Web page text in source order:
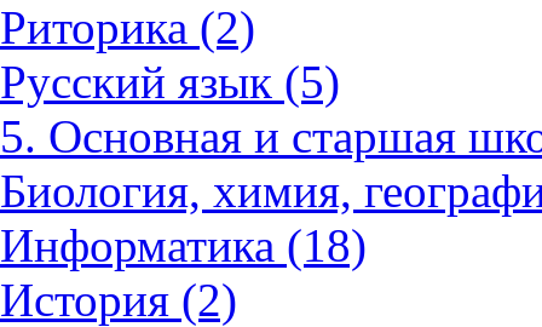
Риторика (2)
Русский язык (5)
5. Основная и старшая
Биология, химия,
Информатика (18)
История (2)